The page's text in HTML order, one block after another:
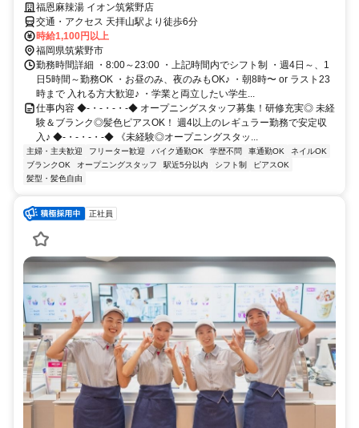
福恩麻辣湯 イオン筑紫野店
交通・アクセス 天拝山駅より徒歩6分
時給1,100円以上
福岡県筑紫野市
勤務時間詳細 ・8:00～23:00 ・上記時間内でシフト制 ・週4日～、1
日5時間～勤務OK ・お昼のみ、夜のみもOK♪ ・朝8時〜 or ラスト23
時まで 入れる方大歓迎♪ ・学業と両立したい学生...
仕事内容 ◆-・-・-・-◆ オープニングスタッフ募集！研修充実◎ 未経
験＆ブランク◎髪色ピアスOK！ 週4以上のレギュラー勤務で安定収
入♪ ◆-・-・-・-◆ 《未経験◎オープニングスタッ...
主婦・主夫歓迎 フリーター歓迎 バイク通勤OK 学歴不問 車通勤OK
ネイルOK
ブランクOK
オープニングスタッフ 駅近5分以内 シフト制
ピアスOK
髪型・髪色自由
正社員